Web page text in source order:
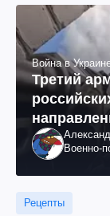
Война в
Третий
как это
Военно-
Рецепты